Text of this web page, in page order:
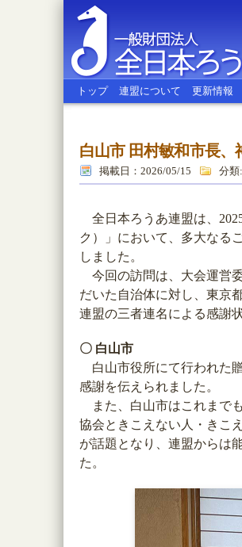
全日本ろうあ
トップ 連盟について 更新情報
白山市 田村敏和市長
掲載日：2026/05/15 分類:
全日本ろうあ連盟は、
ク）」において、多大なる
しました。
今回の訪問は、大会運営
だいた自治体に対し、東京
連盟の三者連名による感謝
〇 白山市
白山市役所にて行われた
感謝を伝えられました。
また、白山市はこれまで
協会ときこえない人・きこ
が話題となり、連盟からは
た。